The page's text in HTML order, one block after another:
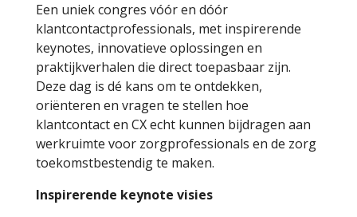
Een uniek congres vóór en dóór
klantcontactprofessionals, met inspirerende
keynotes, innovatieve oplossingen en
praktijkverhalen die direct toepasbaar zijn.
Deze dag is dé kans om te ontdekken,
oriënteren en vragen te stellen hoe
klantcontact en CX echt kunnen bijdragen aan
werkruimte voor zorgprofessionals en de zorg
toekomstbestendig te maken.
Inspirerende keynote visies